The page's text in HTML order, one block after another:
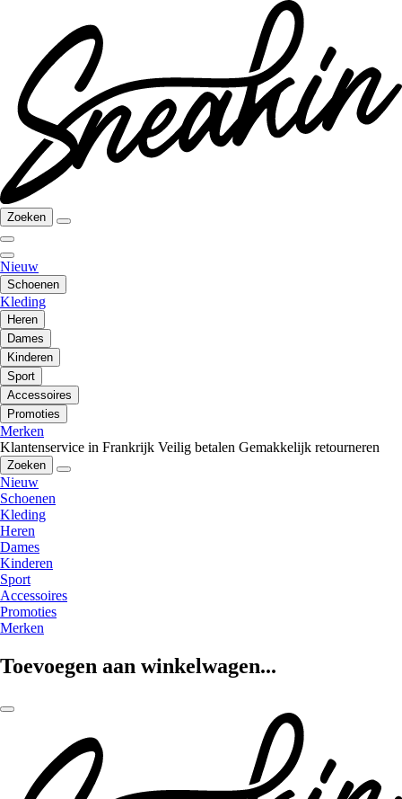
Zoeken
Nieuw
Schoenen
Kleding
Heren
Dames
Kinderen
Sport
Accessoires
Promoties
Merken
Klantenservice in Frankrijk Veilig betalen Gemakkelijk retourneren
Zoeken
Nieuw
Schoenen
Kleding
Heren
Dames
Kinderen
Sport
Accessoires
Promoties
Merken
Toevoegen aan winkelwagen...